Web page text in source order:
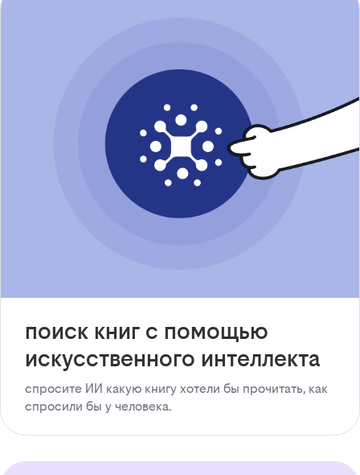
поиск книг с помощью
искусственного интеллекта
спросите ИИ какую книгу хотели бы прочитать, как
спросили бы у человека.